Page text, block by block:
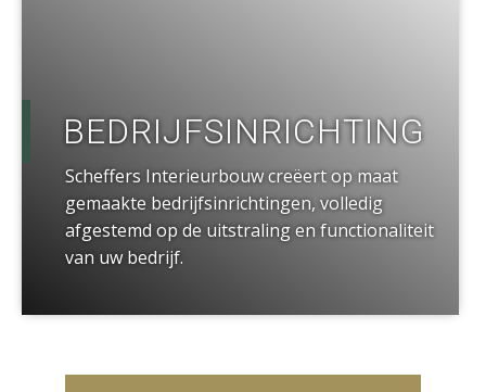
BEDRIJFSINRICHTING
Scheffers Interieurbouw creëert op maat
gemaakte bedrijfsinrichtingen, volledig
afgestemd op de uitstraling en functionaliteit
van uw bedrijf.